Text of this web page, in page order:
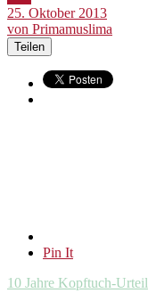
25. Oktober 2013
von Primamuslima
Teilen
Pin It
10 Jahre Kopftuch-Urteil